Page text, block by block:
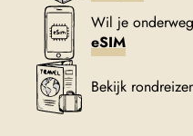
Wil je
eSIM
Bekijk